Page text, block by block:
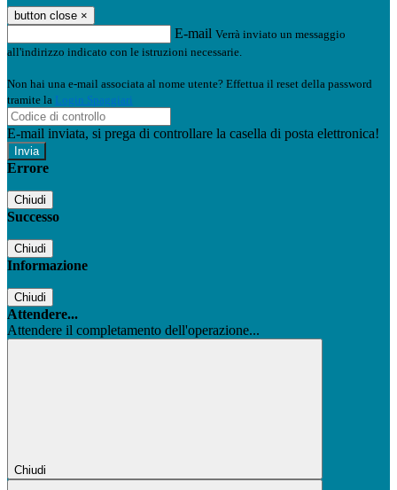
button close ×
E-mail Verrà inviato un messaggio
all'indirizzo indicato con le istruzioni necessarie.
Non hai una e-mail associata al nome utente? Effettua il reset della password
tramite la Login Spaggiari
E-mail inviata, si prega di controllare la casella di posta elettronica!
Errore
Chiudi
Successo
Chiudi
Informazione
Chiudi
Attendere...
Attendere il completamento dell'operazione...
Chiudi